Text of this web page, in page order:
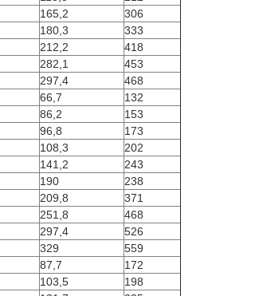
165,2
306
180,3
333
212,2
418
282,1
453
297,4
468
66,7
132
86,2
153
96,8
173
108,3
202
141,2
243
190
238
209,8
371
251,8
468
297,4
526
329
559
87,7
172
103,5
198